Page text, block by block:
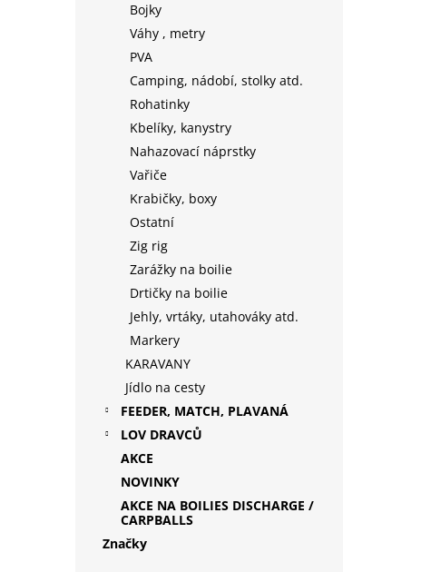
Bojky
Váhy , metry
PVA
Camping, nádobí, stolky atd.
Rohatinky
Kbelíky, kanystry
Nahazovací náprstky
Vařiče
Krabičky, boxy
Ostatní
Zig rig
Zarážky na boilie
Drtičky na boilie
Jehly, vrtáky, utahováky atd.
Markery
KARAVANY
Jídlo na cesty
FEEDER, MATCH, PLAVANÁ
LOV DRAVCŮ
AKCE
NOVINKY
AKCE NA BOILIES DISCHARGE /
CARPBALLS
Značky